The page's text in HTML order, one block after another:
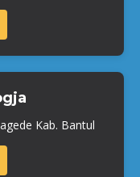
Kab. Bantul